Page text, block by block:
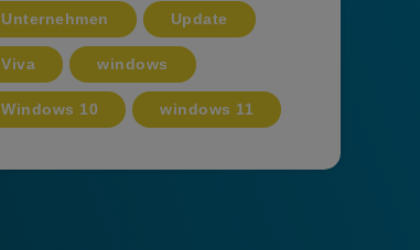
Unternehmen Update
Viva windows
Windows 10 windows 11